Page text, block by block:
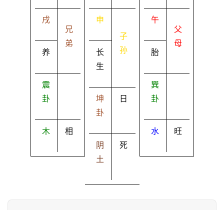
戌
养
兄
弟
震
卦
木 相
申
长
生
子
孙
坤
卦
日
阴
土
死
午
胎
父
母
巽
卦
水 旺